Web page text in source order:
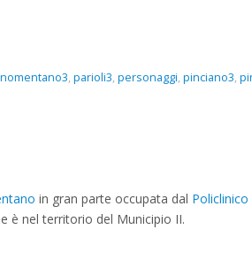
nomentano3, parioli3, personaggi, pinciano3,
in gran parte occupata dal Policlinico
è nel territorio del Municipio II.